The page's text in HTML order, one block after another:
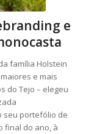
e
família Holstein
e mais
do Tejo – elegeu
seu portefólio de
final do ano, à